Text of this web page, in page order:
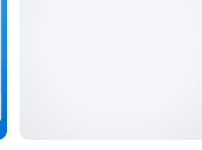
防潮膜等产品通过
选型时还需考虑配
涂料类受环境温湿
间。这些隐性成本